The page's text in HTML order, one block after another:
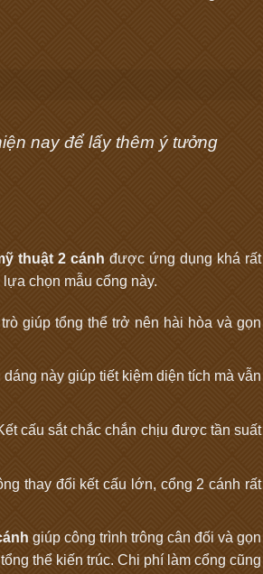
nay để lấy thêm ý tưởng
thuật 2 cánh được ứng dụng khá rất
chọn mẫu cổng này.
giúp tổng thể trở nên hài hòa và gọn
này giúp tiết kiệm diện tích mà vẫn
cấu sắt chắc chắn chịu được tần suất
thay đổi kết cấu lớn, cổng 2 cánh rất
giúp công trình trông cân đối và gọn
thể kiến trúc. Chi phí làm cổng cũng